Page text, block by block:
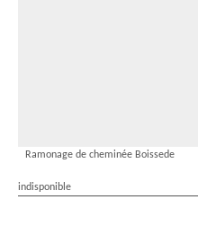
Ramonage de cheminée Boissede
indisponible